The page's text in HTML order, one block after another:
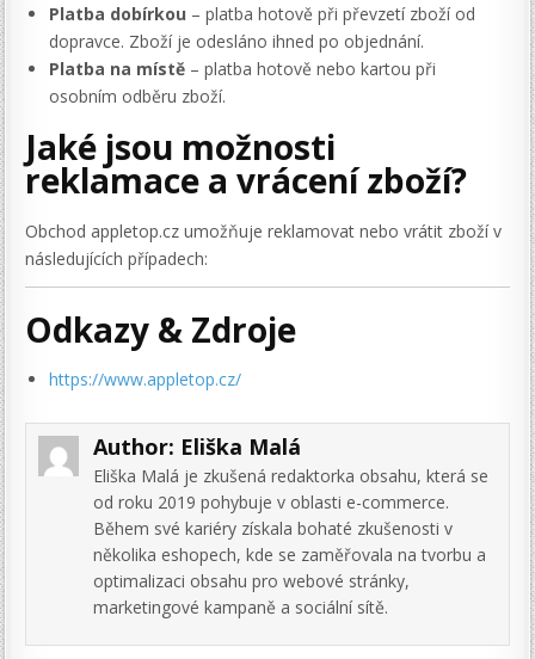
Platba dobírkou – platba hotově při převzetí zboží od
dopravce. Zboží je odesláno ihned po objednání.
Platba na místě – platba hotově nebo kartou při
osobním odběru zboží.
Jaké jsou možnosti
reklamace a vrácení zboží?
Obchod appletop.cz umožňuje reklamovat nebo vrátit zboží v
následujících případech:
Odkazy & Zdroje
https://www.appletop.cz/
Author: Eliška Malá
Eliška Malá je zkušená redaktorka obsahu, která se
od roku 2019 pohybuje v oblasti e-commerce.
Během své kariéry získala bohaté zkušenosti v
několika eshopech, kde se zaměřovala na tvorbu a
optimalizaci obsahu pro webové stránky,
marketingové kampaně a sociální sítě.